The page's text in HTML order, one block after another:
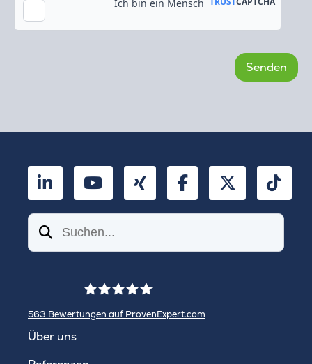
Kopie an meine E-Mail-Adresse senden
LinkedInYouTubeXing FacebookTwitter
Suchen
563 Bewertungen auf ProvenExpert.com
Über uns